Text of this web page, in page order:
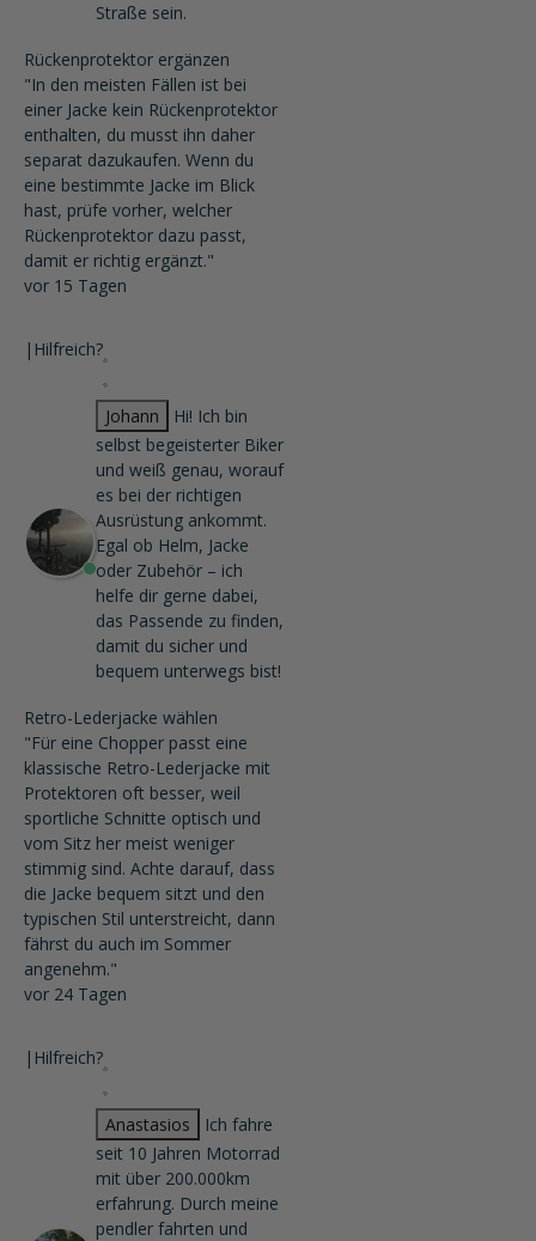
Straße sein.
Rückenprotektor ergänzen
"In den meisten Fällen ist bei
einer Jacke kein Rückenprotektor
enthalten, du musst ihn daher
separat dazukaufen. Wenn du
eine bestimmte Jacke im Blick
hast, prüfe vorher, welcher
Rückenprotektor dazu passt,
damit er richtig ergänzt."
vor 15 Tagen
| Hilfreich?
Johann
Hi! Ich bin
selbst begeisterter Biker
und weiß genau, worauf
es bei der richtigen
Ausrüstung ankommt.
Egal ob Helm, Jacke
oder Zubehör – ich
helfe dir gerne dabei,
das Passende zu finden,
damit du sicher und
bequem unterwegs bist!
Retro-Lederjacke wählen
"Für eine Chopper passt eine
klassische Retro-Lederjacke mit
Protektoren oft besser, weil
sportliche Schnitte optisch und
vom Sitz her meist weniger
stimmig sind. Achte darauf, dass
die Jacke bequem sitzt und den
typischen Stil unterstreicht, dann
fährst du auch im Sommer
angenehm."
vor 24 Tagen
| Hilfreich?
Anastasios
Ich fahre
seit 10 Jahren Motorrad
mit über 200.000km
erfahrung. Durch meine
pendler fahrten und